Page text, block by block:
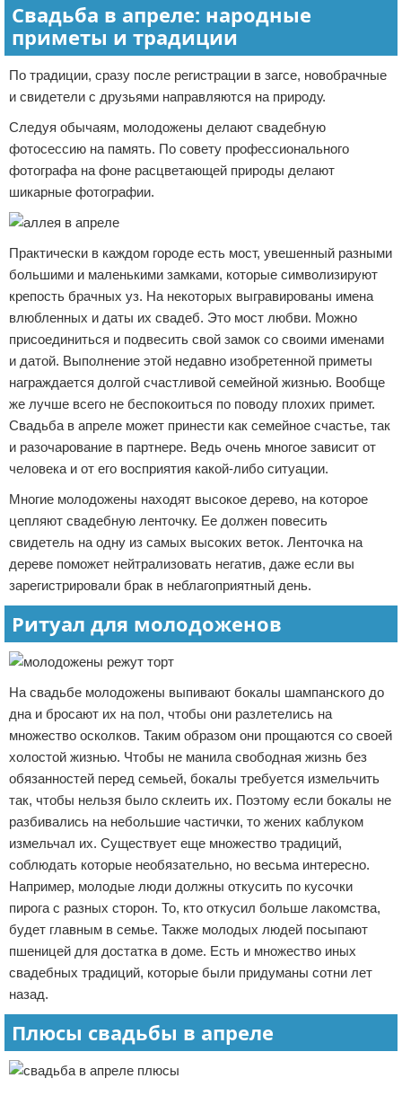
Свадьба в апреле: народные
приметы и традиции
По традиции, сразу после регистрации в загсе, новобрачные
и свидетели с друзьями направляются на природу.
Следуя обычаям, молодожены делают свадебную
фотосессию на память. По совету профессионального
фотографа на фоне расцветающей природы делают
шикарные фотографии.
Практически в каждом городе есть мост, увешенный разными
большими и маленькими замками, которые символизируют
крепость брачных уз. На некоторых выгравированы имена
влюбленных и даты их свадеб. Это мост любви. Можно
присоединиться и подвесить свой замок со своими именами
и датой. Выполнение этой недавно изобретенной приметы
награждается долгой счастливой семейной жизнью. Вообще
же лучше всего не беспокоиться по поводу плохих примет.
Свадьба в апреле может принести как семейное счастье, так
и разочарование в партнере. Ведь очень многое зависит от
человека и от его восприятия какой-либо ситуации.
Многие молодожены находят высокое дерево, на которое
цепляют свадебную ленточку. Ее должен повесить
свидетель на одну из самых высоких веток. Ленточка на
дереве поможет нейтрализовать негатив, даже если вы
зарегистрировали брак в неблагоприятный день.
Ритуал для молодоженов
На свадьбе молодожены выпивают бокалы шампанского до
дна и бросают их на пол, чтобы они разлетелись на
множество осколков. Таким образом они прощаются со своей
холостой жизнью. Чтобы не манила свободная жизнь без
обязанностей перед семьей, бокалы требуется измельчить
так, чтобы нельзя было склеить их. Поэтому если бокалы не
разбивались на небольшие частички, то жених каблуком
измельчал их. Существует еще множество традиций,
соблюдать которые необязательно, но весьма интересно.
Например, молодые люди должны откусить по кусочки
пирога с разных сторон. То, кто откусил больше лакомства,
будет главным в семье. Также молодых людей посыпают
пшеницей для достатка в доме. Есть и множество иных
свадебных традиций, которые были придуманы сотни лет
назад.
Плюсы свадьбы в апреле